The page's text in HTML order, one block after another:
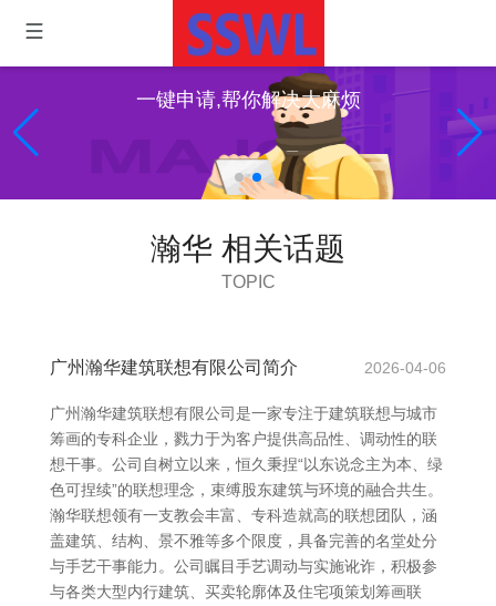
一键申请,帮你解决大麻烦
瀚华 相关话题
TOPIC
广州瀚华建筑联想有限公司简介 2026-04-06
广州瀚华建筑联想有限公司是一家专注于建筑联想与城市
筹画的专科企业，戮力于为客户提供高品性、调动性的联
想干事。公司自树立以来，恒久秉捏“以东说念主为本、绿
色可捏续”的联想理念，束缚股东建筑与环境的融合共生。
瀚华联想领有一支教会丰富、专科造就高的联想团队，涵
盖建筑、结构、景不雅等多个限度，具备完善的名堂处分
与手艺干事能力。公司瞩目手艺调动与实施讹诈，积极参
与各类大型内行建筑、买卖轮廓体及住宅项策划筹画联